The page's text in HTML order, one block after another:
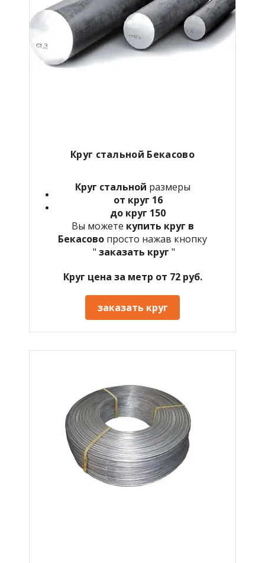
Круг стальной Бекасово
Круг стальной размеры
от круг 16
до круг 150
Вы можете купить круг в
Бекасово просто нажав кнопку
" заказать круг "
Круг цена за метр от 72 руб.
заказать круг